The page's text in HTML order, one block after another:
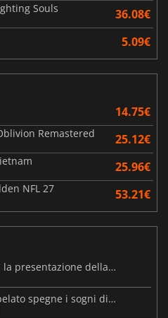
Souls 36.08€
5.09€
14.75€
Remastered 25.12€
25.96€
NFL 27 53.21€
MARVEL Tōkon debutta con la presentazione della roadmap per il primo anno
Steam Frame: il prezzo trapelato spegne i sogni di un VR economico